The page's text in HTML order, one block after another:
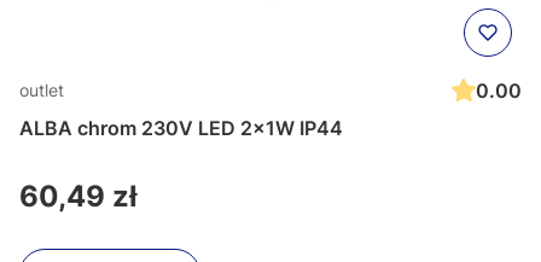
outlet
0.00
ALBA chrom 230V LED 2x1W IP44
Cena
60,49 zł